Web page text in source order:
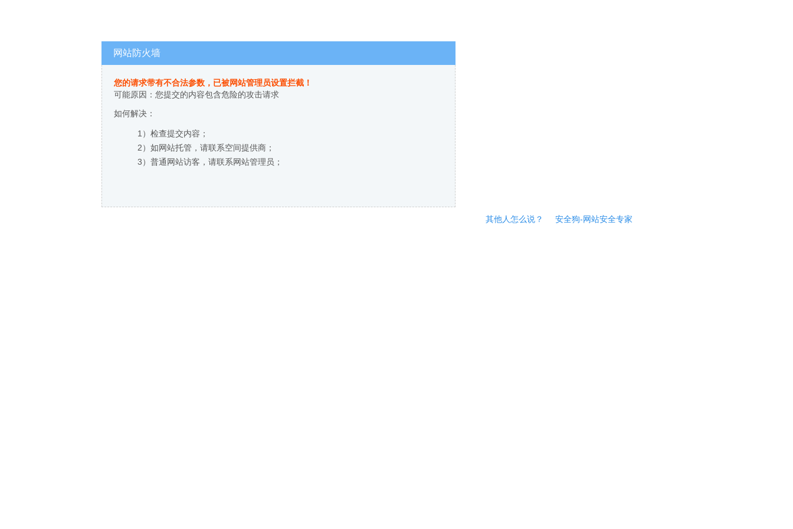
网站防火墙
您的请求带有不合法参数，已被网站管理员设置拦截！
可能原因：您提交的内容包含危险的攻击请求
如何解决：
1）检查提交内容；
2）如网站托管，请联系空间提供商；
3）普通网站访客，请联系网站管理员；
其他人怎么说？ 安全狗-网站安全专家